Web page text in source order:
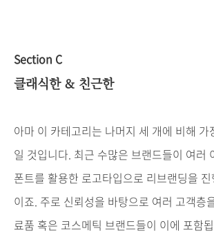
Section C
클래식한& 친근한
아마 이 카테고리는 나머지 세 개에 비해 가
일 것입니다. 최근 수많은 브랜드들이 여러
폰트를 활용한 로고타입으로 리브랜딩을
이죠. 주로 신뢰성을 바탕으로 여러 고객층
료품 혹은 코스메틱 브랜드들이 이에 포함